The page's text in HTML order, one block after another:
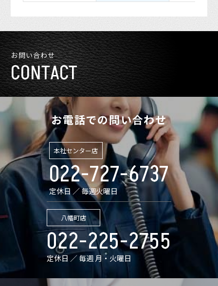
お問い合わせ
CONTACT
お電話での問い合わせ
本社センター店
022-727-6737
定休日 ／ 毎週火曜日
八幡町店
022-225-2755
定休日 ／ 毎週 月・火曜日